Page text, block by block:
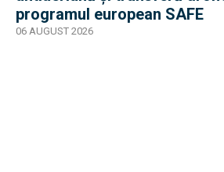
programul european SAFE
06 AUGUST 2026